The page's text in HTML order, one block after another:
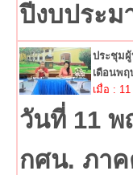
ปีงบประม
ประชุมผู้
เดือนพ
เมื่อ :
วันที่ 11 พ
กศน. ภาค